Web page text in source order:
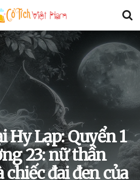
Hy Lạp: Quyển 1
23: nữ thần
đai đen của